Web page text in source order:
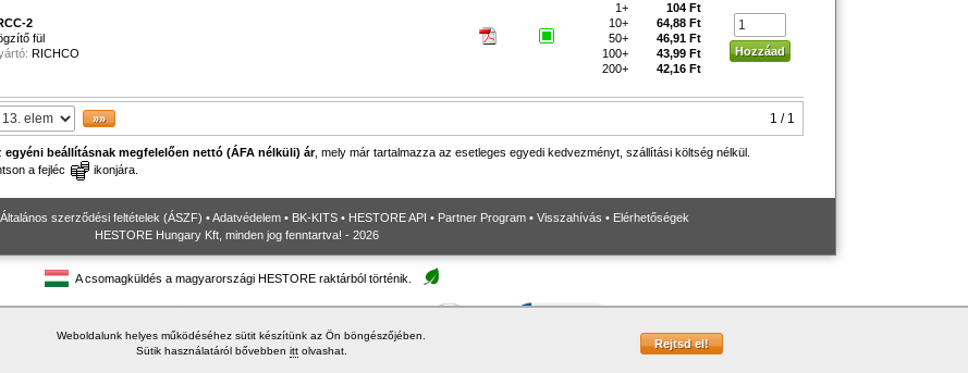
2
fül
RICHCO
1+
104 Ft
10+
64,88 Ft
50+
46,91 Ft
100+
43,99 Ft
200+
42,16 Ft
1 / 1
egyéni beállításnak megfelelően nettó (ÁFA nélküli) ár, mely már tartalmazza az esetleges egyedi kedvezményt, szállítási költség nélkül.
a fejléc
ikonjára.
Általános szerződési feltételek (ÁSZF) •Adatvédelem • BK-KITS • HESTORE API • Partner Program • Visszahívás • Elérhetőségek
HESTORE Hungary Kft, minden jog fenntartva! - 2026
Weboldalunk helyes működéséhez sütit készítünk az Ön böngészőjében.
Sütik használatáról bővebben ittolvashat.
A csomagküldés a magyarországi HESTORE raktárból történik.